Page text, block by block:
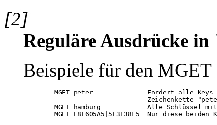
[2]
Reguläre Ausdrücke
Beispiele für den MGET
MGET peter              Fordert alle Keys
Zeichenkette
MGET hamburg            Alle Schlüssel